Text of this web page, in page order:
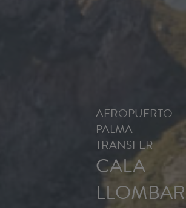
AEROPUERTO
PALMA
TRANSFER
CALA